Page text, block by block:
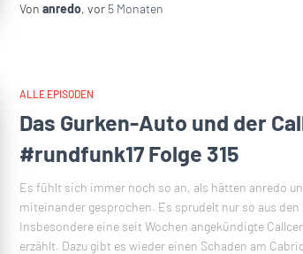
Von anredo, vor 5 Monaten
ALLE EPISODEN
Das Gurken-Auto und der
#rundfunk17 Folge 315
Es fühlt sich immer noch so an, als hätten anredo
miteinander gesprochen. Es sprudelt nur so aus
Insbesondere eine seit Wochen angekündigte
erzählt. Dazu gibt es wieder einen Schaden am